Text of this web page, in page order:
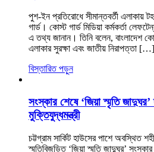
পুশ-ইন প্রতিরোধে সীমান্তবর্তী এলাকায়
গার্ড। কোস্ট গার্ড মিডিয়া কর্মকর্তা
এ তথ্য জানান। তিনি বলেন, বাংলাদেশ
এলাকার সুরক্ষা এবং জাতীয় নিরাপত্তা […]
বিস্তারিত পড়ুন
সংস্কার শেষে ‘জিয়া স্মৃতি
মুক্তিযুদ্ধমন্ত্রী
চট্টগ্রাম সার্কিট হাউসের পাশে অবস্থিত
স্মৃতিবিজড়িত ‘জিয়া স্মৃতি জাদুঘর’